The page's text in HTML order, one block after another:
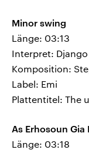
Minor swing
Länge: 03:13
Interpret:
Komposition:
Label: Emi
Plattentitel: The
As Erhosoun Gia
Länge: 03:18